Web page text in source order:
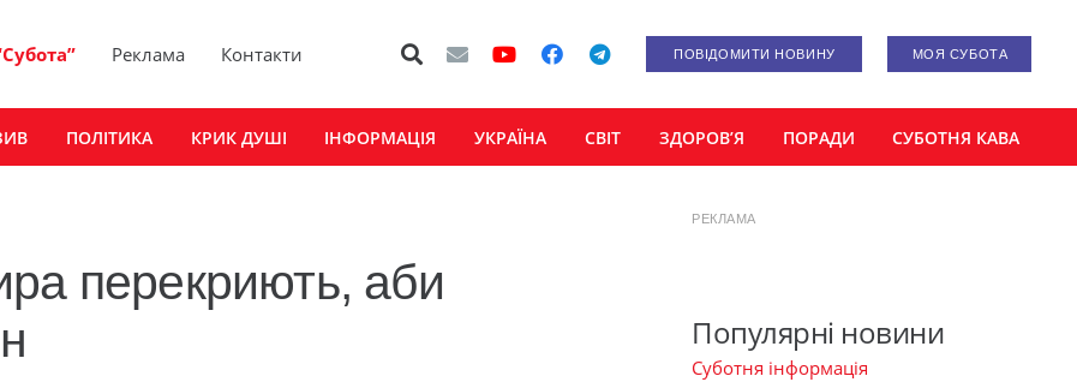
Реклама Контакти ПОВІДОМИТИ НОВИНУ МОЯ СУБОТА
ПОЛІТИКА КРИК ДУШІ ІНФОРМАЦІЯ УКРАЇНА СВІТ ЗДОРОВ’Я ПОРАДИ СУБОТНЯ КАВА
перекриють, аби
РЕКЛАМА
Популярні новини
Суботня інформація